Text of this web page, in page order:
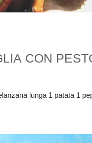
CON
lunga 1 patata 1